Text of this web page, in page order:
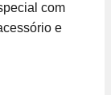
com
e